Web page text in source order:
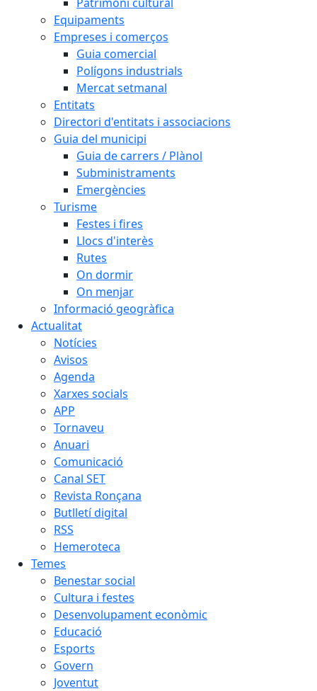
Equipaments
Empreses i comerços
Guia comercial
Polígons industrials
Mercat setmanal
Entitats
Directori d'entitats i associacions
Guia del municipi
Guia de carrers / Plànol
Subministraments
Emergències
Turisme
Festes i fires
Llocs d'interès
Rutes
On dormir
On menjar
Informació geogràfica
Actualitat
Notícies
Avisos
Agenda
Xarxes socials
APP
Tornaveu
Anuari
Comunicació
Canal SET
Revista Ronçana
Butlletí digital
RSS
Hemeroteca
Temes
Benestar social
Cultura i festes
Desenvolupament econòmic
Educació
Esports
Govern
Joventut